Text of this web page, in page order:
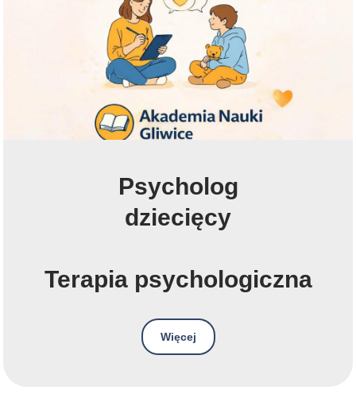
Psycholog
dziecięcy
Terapia psychologiczna
Więcej